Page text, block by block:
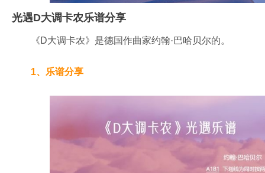
光遇D大调卡农乐谱分享
《D大调卡农》是德国作曲家约翰·巴哈贝尔的。
1、乐谱分享